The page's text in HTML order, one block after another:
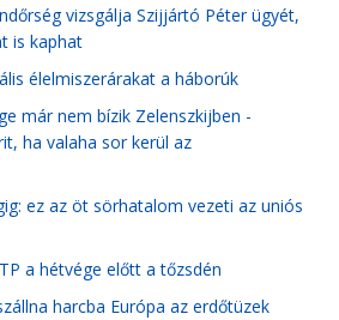
vizsgálja Szijjártó Péter ügyét,
is kaphat
élelmiszerárakat a háborúk
már nem bízik Zelenszkijben -
ha valaha sor kerül az
ez az öt sörhatalom vezeti az uniós
a hétvége előtt a tőzsdén
harcba Európa az erdőtüzek